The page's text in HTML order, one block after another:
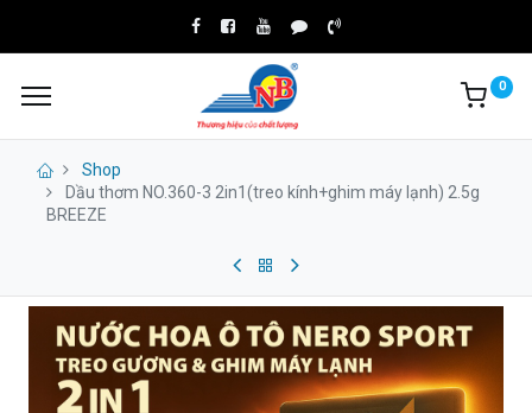
0
Shop
Dầu thơm NO.360-3 2in1(treo kính+ghim máy lạnh) 2.5g
BREEZE